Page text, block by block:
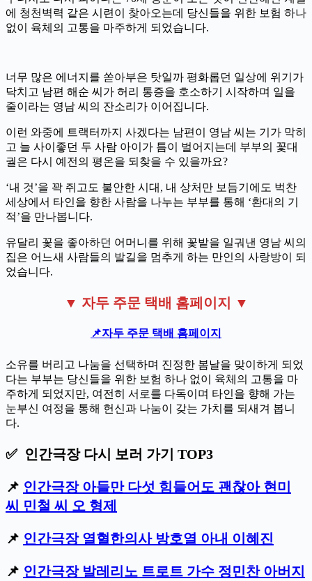
에 청천벽력 같은 시련이 찾아오는데 당신들을 위한 보험 하나
없이 육체의 고통을 마주하게 되었습니다.
너무 많은 에너지를 쏟아부은 탓일까 평화롭던 일상에 위기가
닥치고 남편 해순 씨가 허리 통증을 호소하기 시작하며 일을
줄이라는 영남 씨의 잔소리가 이어집니다.
이런 와중에 트랙터까지 사겠다는 남편이 영남 씨는 기가 막히
고 늘 사이좋던 두 사람 아이가 틈이 벌어지는데 부부의 꽃대
궐은 다시 예전의 평온을 되찾을 수 있을까요?
‘내 것’을 꽉 쥐고도 불안한 시대, 내 상처만 보듬기에도 벅찬
세상에서 타인을 향한 사람을 나누는 부부를 통해 ‘환대의 기
적’을 만나봅니다.
유달리 꽃을 좋아하던 어머니를 위해 꽃밭을 일궈낸 영남 씨의
집은 어느새 사람들의 발길을 멈추게 하는 만인의 사랑방이 되
었습니다.
▼ 자두 주문 택배 홈페이지 ▼
📌자두 주문 택배 홈페이지
소유를 버리고 나눔을 선택하며 진정한 봄날을 맞이하게 되었
다는 부부는 당신들을 위한 보험 하나 없이 육체의 고통을 마
주하게 되었지만, 여전히 서로를 다독이며 타인을 향해 가는
눈부신 여정을 통해 헌신과 나눔이 갖는 가치를 되새겨 봅니
다.
✅ 인간극장 다시 보러 가기 TOP3
📌 인간극장 아들만 다섯 힘들어도 괜찮아 현미
씨 민철 씨 오 형제
📌 인간극장 열혈한의사 방호열 아내 이혜진
📌 인간극장 발레리노 트로트 가수 정민찬 아버지